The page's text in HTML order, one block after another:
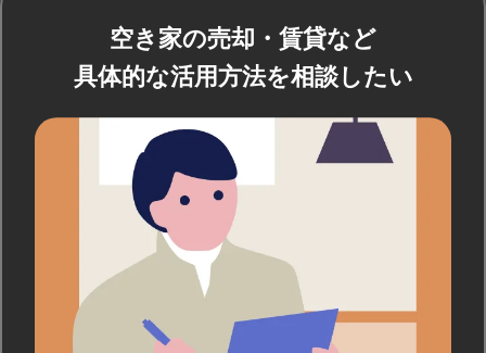
空き家の売却・賃貸など
具体的な活用方法を相談したい